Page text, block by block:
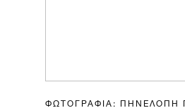
ΦΩΤΟΓΡΑΦΙΑ: ΠΗΝΕΛΟΠΗ